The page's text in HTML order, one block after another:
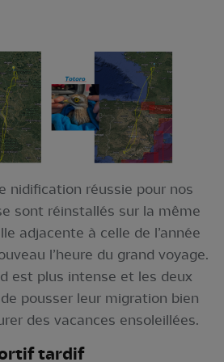
nidification réussie pour nos
sont réinstallés sur la même
adjacente à celle de l’année
l’heure du grand voyage.
est plus intense et les deux
pousser leur migration bien
des vacances ensoleillées.
tardif